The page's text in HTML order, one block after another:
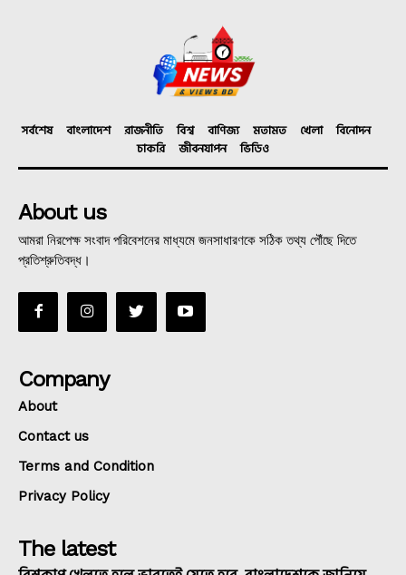
সর্বশেষ বাংলাদেশ রাজনীতি বিশ্ব বাণিজ্য মতামত খেলা
বিনোদন
চাকরি
জীবনযাপন ভিডিও
About us
আমরা নিরপেক্ষ সংবাদ পরিবেশনের মাধ্যমে জনসাধারণকে সঠিক তথ্য পৌঁছে দিতে
প্রতিশ্রুতিবদ্ধ।
Company
About
Contact us
Terms and Condition
Privacy Policy
The latest